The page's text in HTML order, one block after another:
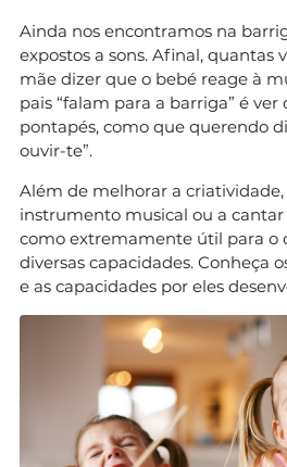
Ainda nos encontramos na
expostos a sons. Afinal, quantas
mãe dizer que o bebé reage à
pais “falam para a barriga” é ver
pontapés, como que querendo
ouvir-te”.
Além de melhorar a
instrumento musical ou a cantar
como extremamente útil para o
diversas capacidades. Conheça
e as capacidades por eles